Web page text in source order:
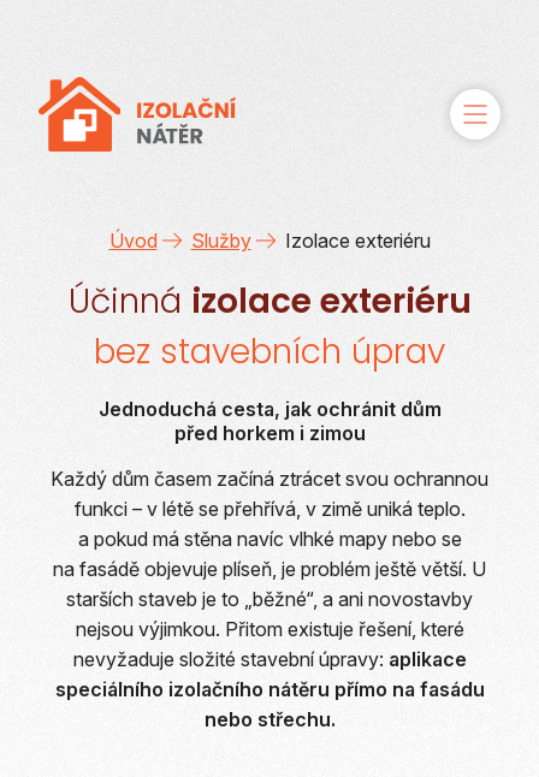
Úvod Služby Izolace exteriéru
Účinná izolace exteriéru
bez stavebních úprav
Jednoduchá cesta, jak ochránit dům
před horkem i zimou
Každý dům časem začíná ztrácet svou ochrannou
funkci – v létě se přehřívá, v zimě uniká teplo.
a pokud má stěna navíc vlhké mapy nebo se
na fasádě objevuje plíseň, je problém ještě větší. U
starších staveb je to „běžné“, a ani novostavby
nejsou výjimkou. Přitom existuje řešení, které
nevyžaduje složité stavební úpravy: aplikace
speciálního izolačního nátěru přímo na fasádu
nebo střechu.
O řešení
Služby
Případové studie
Kontakty